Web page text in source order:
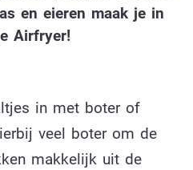
en eieren maak je in
Airfryer!
in met boter of
veel boter om de
makkelijk uit de